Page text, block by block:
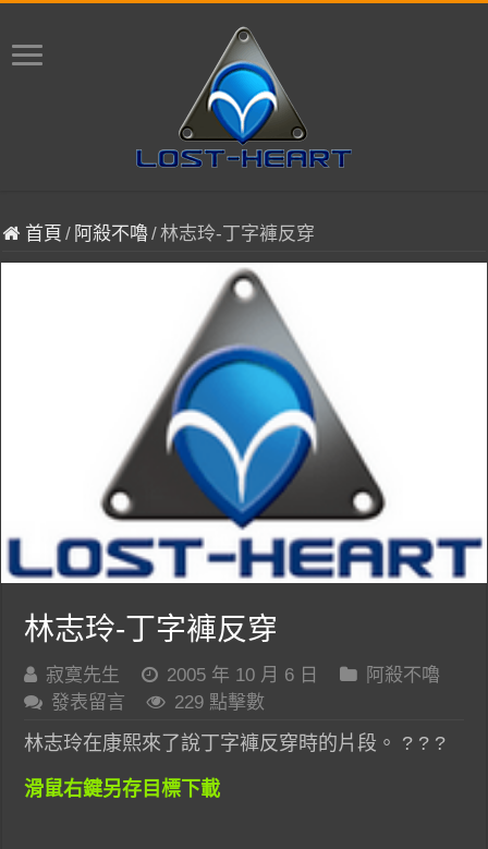
首頁 / 阿殺不嚕/林志玲-丁字褲反穿
林志玲-丁字褲反穿
寂寞先生 2005 年 10 月 6 日
阿殺不嚕
發表留言
229 點擊數
林志玲在康熙來了說丁字褲反穿時的片段。 ? ? ?
滑鼠右鍵另存目標下載